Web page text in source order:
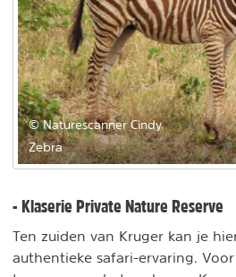
© Naturescanner Cindy
Zebra
- Klaserie Private Nature Reserve
Ten zuiden van Kruger kan je
authentieke safari-ervaring.